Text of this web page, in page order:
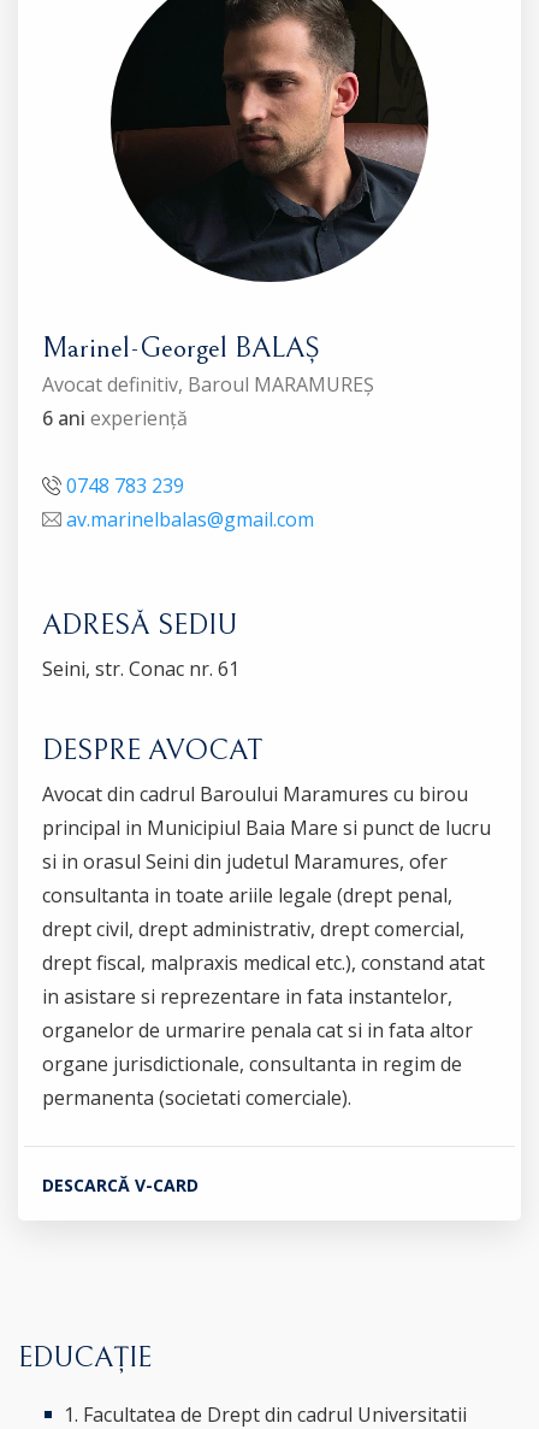
Marinel-Georgel BALAȘ
Avocat definitiv, Baroul MARAMUREȘ
6 ani experiență
0748 783 239
av.marinelbalas@gmail.com
ADRESĂ SEDIU
Seini, str. Conac nr. 61
DESPRE AVOCAT
Avocat din cadrul Baroului Maramures cu birou
principal in Municipiul Baia Mare si punct de lucru
si in orasul Seini din judetul Maramures, ofer
consultanta in toate ariile legale (drept penal,
drept civil, drept administrativ, drept comercial,
drept fiscal, malpraxis medical etc.), constand atat
in asistare si reprezentare in fata instantelor,
organelor de urmarire penala cat si in fata altor
organe jurisdictionale, consultanta in regim de
permanenta (societati comerciale).
DESCARCĂ V-CARD
EDUCAȚIE
1. Facultatea de Drept din cadrul Universitatii